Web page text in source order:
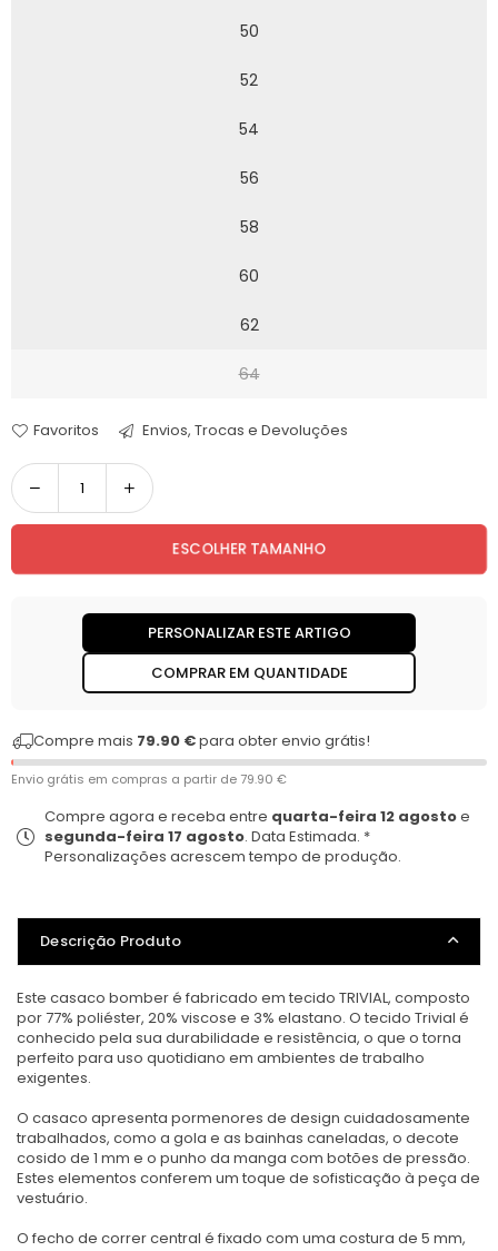
50
52
54
56
58
60
62
64
Favoritos Envios, Trocas e Devoluções
Quantidade
ESCOLHER TAMANHO
PERSONALIZAR ESTE ARTIGO
COMPRAR EM QUANTIDADE
Compre mais 79.90 €para obter envio grátis!
Envio grátis em compras a partir de79.90 €
Compre agora e receba entre quarta-feira 12 agostoe
segunda-feira 17 agosto. Data Estimada. *
Personalizações acrescem tempo de produção.
Descrição Produto
Este casaco bomber é fabricado em tecido TRIVIAL, composto
por 77% poliéster, 20% viscose e 3% elastano. O tecido Trivial é
conhecido pela sua durabilidade e resistência, o que o torna
perfeito para uso quotidiano em ambientes de trabalho
exigentes.
O casaco apresenta pormenores de design cuidadosamente
trabalhados, como a gola e as bainhas caneladas, o decote
cosido de 1 mm e o punho da manga com botões de pressão.
Estes elementos conferem um toque de sofisticação à peça de
vestuário.
O fecho de correr central é fixado com uma costura de 5 mm,